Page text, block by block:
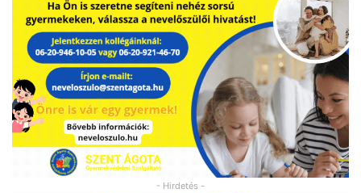
- Hirdetés -